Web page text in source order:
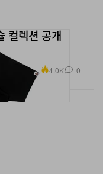
컬렉션 공개
4.0K 0